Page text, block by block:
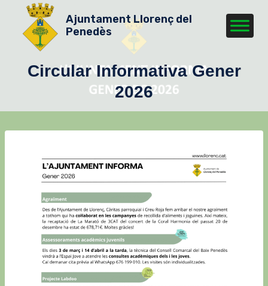
contingut
Ajuntament Llorenç del
Penedès
Circular Informativa Gener
2026